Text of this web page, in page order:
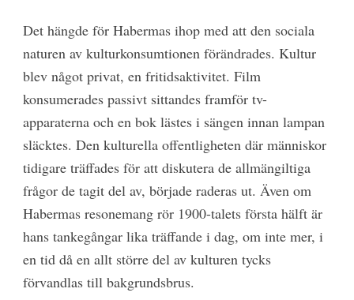
Det hängde för Habermas ihop med att den sociala
naturen av kulturkonsumtionen förändrades. Kultur
blev något privat, en fritidsaktivitet. Film
konsumerades passivt sittandes framför tv-
apparaterna och en bok lästes i sängen innan lampan
släcktes. Den kulturella offentligheten där människor
tidigare träffades för att diskutera de allmängiltiga
frågor de tagit del av, började raderas ut. Även om
Habermas resonemang rör 1900-talets första hälft är
hans tankegångar lika träffande i dag, om inte mer, i
en tid då en allt större del av kulturen tycks
förvandlas till bakgrundsbrus.